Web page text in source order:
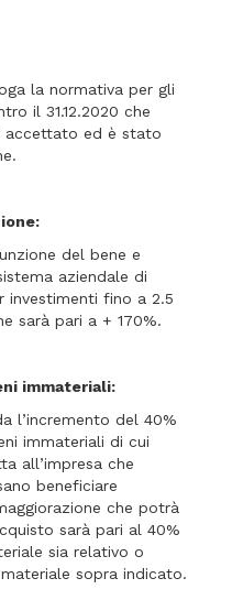
la normativa per gli
il 31.12.2020 che
accettato ed è stato
del bene e
aziendale di
investimenti fino a 2.5
sarà pari a + 170%.
immateriali:
l’incremento del 40%
immateriali di cui
all’impresa che
beneficiare
che potrà
sarà pari al 40%
sia relativo o
sopra indicato.